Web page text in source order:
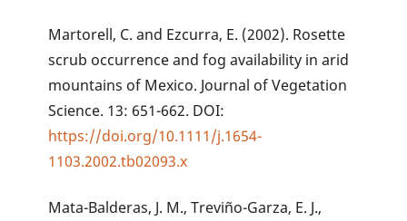
Martorell, C. and Ezcurra, E. (2002). Rosette
scrub occurrence and fog availability in arid
mountains of Mexico. Journal of Vegetation
Science. 13: 651-662. DOI:
https://doi.org/10.1111/j.1654-
1103.2002.tb02093.x
Mata-Balderas, J. M., Treviño-Garza, E. J.,